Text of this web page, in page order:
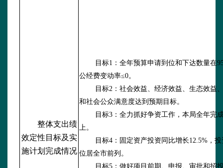
整体支出绩
效定性目标及实
施计划完成情况
目标1：全年预算申请到位和下达数量在
公经费变动率≤0。
目标2：社会效益、经济效益、生态效益
和社会公众满意度达到预期目标。
目标3：全力抓好争资工作，本局全年完
上。
目标4：固定资产投资同比增长12.5%，
位居全市前列。
目标5：做好项目前期、申报、审批和招